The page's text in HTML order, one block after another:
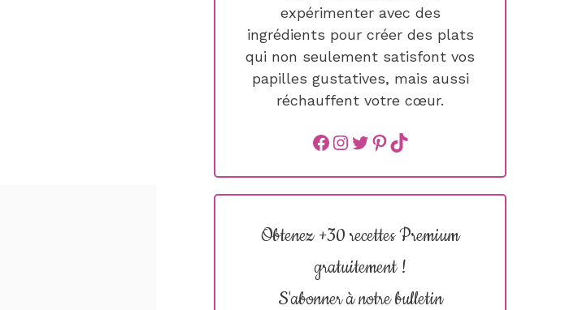
expérimenter avec des
ingrédients pour créer des plats
qui non seulement satisfont vos
papilles gustatives, mais aussi
réchauffent votre cœur.
Facebook
instagram
Twitter
Pinterest
TikTok
Obtenez +30 recettes Premium
gratuitement !
S'abonner à notre bulletin